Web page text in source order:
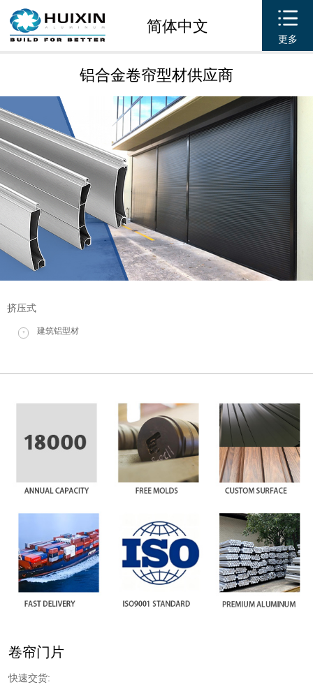
简体中文
更多
铝合金卷帘型材供应商
挤压式
+ 建筑铝型材
卷帘门片
快速交货: